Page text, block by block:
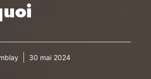
30 mai 2024